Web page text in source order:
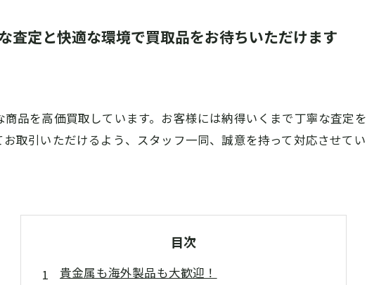
査定と快適な環境で買取品をお待ちいただけます
品を高価買取しています。お客様には納得いくまで丁寧な査定
取引いただけるよう、スタッフ一同、誠意を持って対応させて
目次
貴金属も海外製品も大歓迎！